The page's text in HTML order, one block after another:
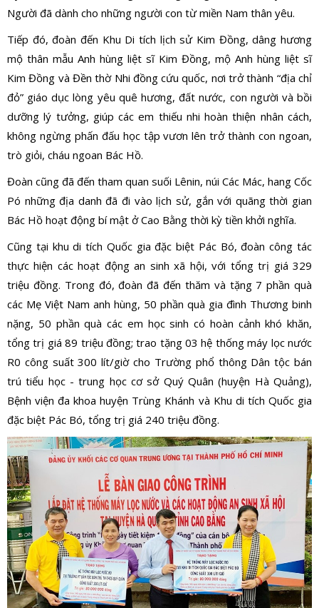
Người đã dành cho những người con từ miền Nam thân yêu.
Tiếp đó, đoàn đến Khu Di tích lịch sử Kim Đồng, dâng hương
mộ thân mẫu Anh hùng liệt sĩ Kim Đồng, mộ Anh hùng liệt sĩ
Kim Đồng và Đền thờ Nhi đồng cứu quốc, nơi trở thành “địa chỉ
đỏ” giáo dục lòng yêu quê hương, đất nước, con người và bồi
dưỡng lý tưởng, giúp các em thiếu nhi hoàn thiện nhân cách,
không ngừng phấn đấu học tập vươn lên trở thành con ngoan,
trò giỏi, cháu ngoan Bác Hồ.
Đoàn cũng đã đến tham quan suối Lênin, núi Các Mác, hang Cốc
Pó những địa danh đã đi vào lịch sử, gắn với quãng thời gian
Bác Hồ hoạt động bí mật ở Cao Bằng thời kỳ tiền khởi nghĩa.
Cũng tại khu di tích Quốc gia đặc biệt Pác Bó, đoàn công tác
thực hiện các hoạt động an sinh xã hội, với tổng trị giá 329
triệu đồng. Trong đó, đoàn đã đến thăm và tặng 7 phần quà
các Mẹ Việt Nam anh hùng, 50 phần quà gia đình Thương binh
nặng, 50 phần quà các em học sinh có hoàn cảnh khó khăn,
tổng trị giá 89 triệu đồng; trao tặng 03 hệ thống máy lọc nước
R0 công suất 300 lít/giờ cho Trường phổ thông Dân tộc bán
trú tiểu học - trung học cơ sở Quý Quân (huyện Hà Quảng),
Bệnh viện đa khoa huyện Trùng Khánh và Khu di tích Quốc gia
đặc biệt Pác Bó, tổng trị giá 240 triệu đồng.